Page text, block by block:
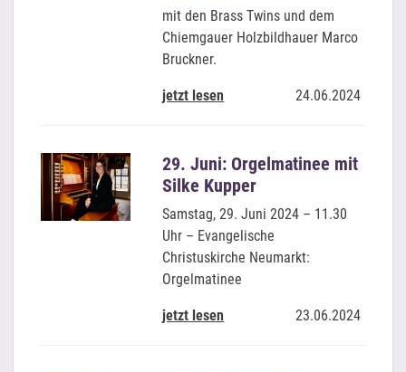
mit den Brass Twins und dem
Chiemgauer Holzbildhauer Marco
Bruckner.
jetzt lesen 24.06.2024
29. Juni: Orgelmatinee mit
Silke Kupper
Samstag, 29. Juni 2024 – 11.30
Uhr – Evangelische
Christuskirche Neumarkt:
Orgelmatinee
jetzt lesen 23.06.2024